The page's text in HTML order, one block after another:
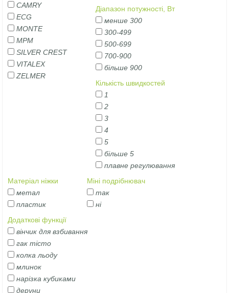
CAMRY
ECG
MONTE
MPM
SILVER CREST
VITALEX
ZELMER
Діапазон потужності, Вт
менше 300
300-499
500-699
700-900
більше 900
Кількість швидкостей
1
2
3
4
5
більше 5
плавне регулювання
Матеріал ніжки
метал
пластик
Міні подрібнювач
так
ні
Додаткові функції
вінчик для взбивання
гак тісто
колка льоду
млинок
нарізка кубиками
деруни